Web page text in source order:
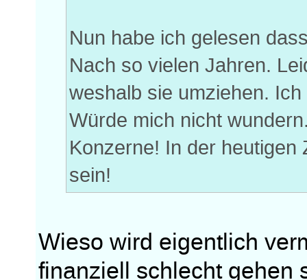
Nun habe ich gelesen
Nach so vielen Jahren.
weshalb sie umziehen.
Würde mich nicht
Konzerne! In der
sein!
Wieso wird eigentlich
finanziell schlecht gehen